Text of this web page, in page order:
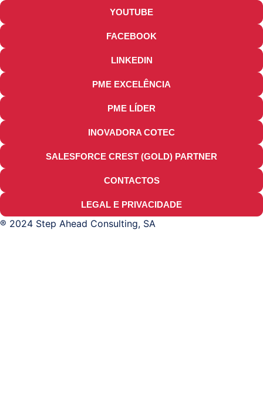
YOUTUBE
FACEBOOK
LINKEDIN
PME EXCELÊNCIA
PME LÍDER
INOVADORA COTEC
SALESFORCE CREST (GOLD) PARTNER
CONTACTOS
LEGAL E PRIVACIDADE
® 2024 Step Ahead Consulting, SA